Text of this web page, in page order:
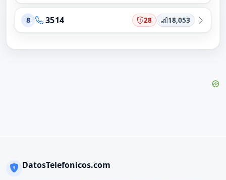
8 3514 28 18,053
DatosTelefonicos.com